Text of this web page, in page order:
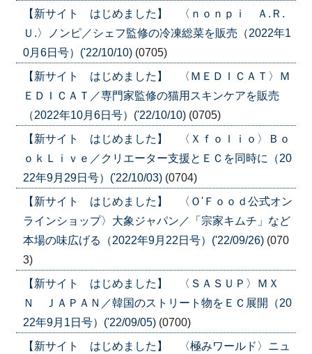
【新サイト はじめました】 〈ｎｏｎｐｉ Ａ.Ｒ.
Ｕ.〉ノンピ／シェフ監修の冷凍総菜を販売（2022年1
0月6日号）('22/10/10) (0705)
【新サイト はじめました】 〈ＭＥＤＩＣＡＴ〉Ｍ
ＥＤＩＣＡＴ／専門家監修の猫用スキンケアを販売
（2022年10月6日号）('22/10/10) (0705)
【新サイト はじめました】 〈Ｘｆｏｌｉｏ〉Ｂｏ
ｏｋＬｉｖｅ／クリエーター支援とＥＣを同時に（20
22年9月29日号）('22/10/03) (0704)
【新サイト はじめました】 〈Ｏ'Ｆｏｏｄ公式オン
ラインショップ〉大象ジャパン／「宗家キムチ」など
本場の味広げる（2022年9月22日号）('22/09/26) (070
3)
【新サイト はじめました】 〈ＳＡＳＵＰ〉ＭＸ
Ｎ ＪＡＰＡＮ／韓国のストリート物をＥＣ展開（20
22年9月1日号）('22/09/05) (0700)
【新サイト はじめました】 〈極みワールド〉ニュ